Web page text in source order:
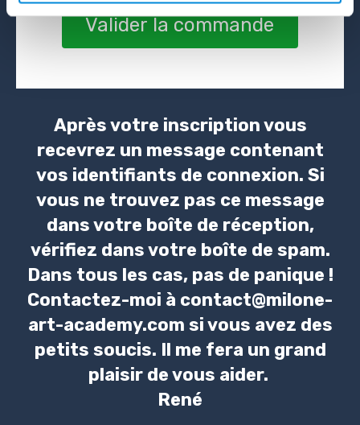
Valider la commande
Après votre inscription vous
recevrez un message contenant
vos identifiants de connexion. Si
vous ne trouvez pas ce message
dans votre boîte de réception,
vérifiez dans votre boîte de spam.
Dans tous les cas, pas de panique !
Contactez-moi à contact@milone-
art-academy.com si vous avez des
petits soucis. Il me fera un grand
plaisir de vous aider.
René